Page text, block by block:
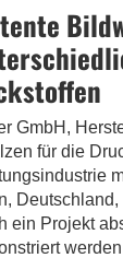
GmbH,
für die
Deutschland,
ein Projekt